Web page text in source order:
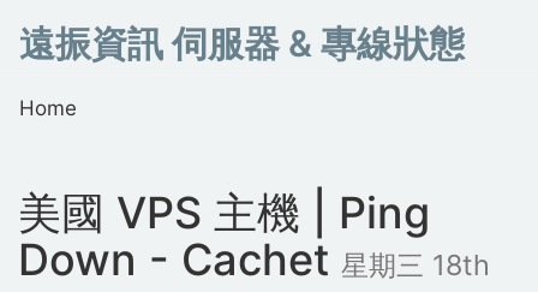
遠振資訊 伺服器 & 專線狀態
Home
美國 VPS 主機 | Ping
Down - Cachet 星期三 18th